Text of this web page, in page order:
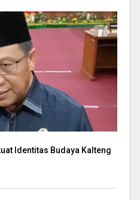
Identitas Budaya Kalteng